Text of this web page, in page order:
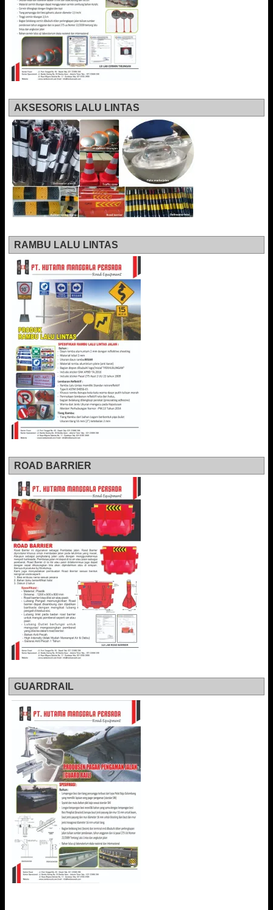
AKSESORIS LALU LINTAS
RAMBU LALU LINTAS
ROAD BARRIER
GUARDRAIL